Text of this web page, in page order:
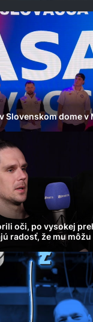
Slovenskom dome v
oči, po vysokej
radosť, že mu